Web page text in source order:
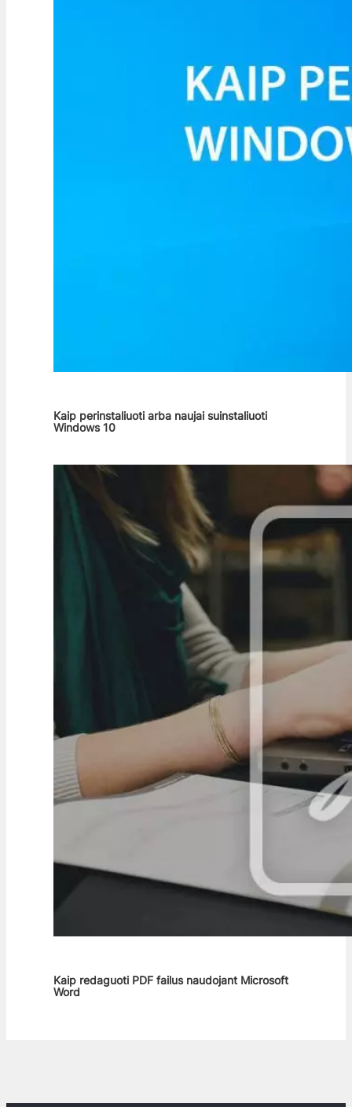
Kaip perinstaliuoti arba naujai suinstaliuoti
Windows 10
Kaip redaguoti PDF failus naudojant Microsoft
Word